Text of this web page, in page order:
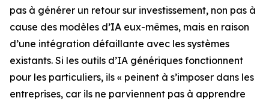
pas à générer un retour sur investissement, non pas à
cause des modèles d’IA eux-mêmes, mais en raison
d’une intégration défaillante avec les systèmes
existants. Si les outils d’IA génériques fonctionnent
pour les particuliers, ils « peinent à s’imposer dans les
entreprises, car ils ne parviennent pas à apprendre